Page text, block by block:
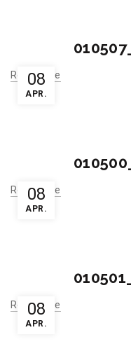
08
APR.
Read More
08
APR.
Read More
08
APR.
Read More